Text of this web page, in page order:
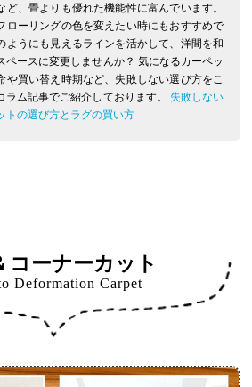
ど、畳よりも優れた機能性に富んでいます。
ローリングの色を変えたい時にもおすすめで
ようにも見えるラインを活かして、洋間を和
ペースに変更しませんか？ 気になるカーペッ
や買い替え時期など、失敗しない選び方をこ
ラム記事でご紹介しております。
失敗しない
トの選び方とラグの買い方
コーナーカット
Deformation Carpet